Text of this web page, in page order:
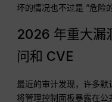
坏的情况也不过是 “危险
2026 年重大漏
问和 CVE
最近的审计发现，许多
将管理控制面板暴露在